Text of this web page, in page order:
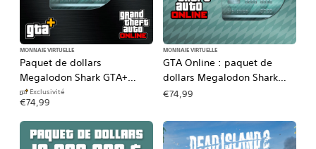
Paquet de dollars
Megalodon Shark GTA+
(PS5™)
MONNAIE VIRTUELLE
Exclusivité
€74,99
GTA Online : paquet de
dollars Megalodon Shark
(PS4™)
MONNAIE VIRTUELLE
€74,99